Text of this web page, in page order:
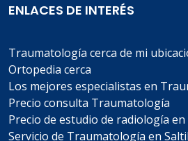
ENLACES DE INTERÉS
Traumatología cerca de mi
Ortopedia cerca
Los mejores especialistas en
Precio consulta Traumatología
Precio de estudio de radiología
Servicio de Traumatología en